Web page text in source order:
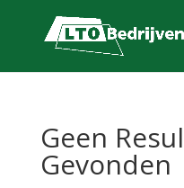
Geen
Gevonden